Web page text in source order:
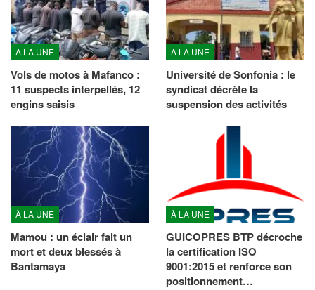
À LA UNE
Vols de motos à Mafanco :
11 suspects interpellés, 12
engins saisis
À LA UNE
Université de Sonfonia : le
syndicat décrète la
suspension des activités
À LA UNE
Mamou : un éclair fait un
mort et deux blessés à
Bantamaya
À LA UNE
GUICOPRES BTP décroche
la certification ISO
9001:2015 et renforce son
positionnement…